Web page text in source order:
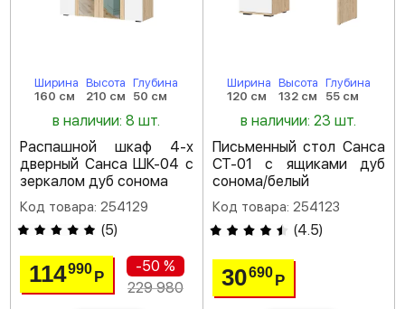
Ширина
160 см
Высота
210 см
Глубина
50 см
в наличии: 8 шт.
Распашной шкаф 4-х
дверный Санса ШК-04 с
зеркалом дуб сонома
Код товара: 254129
(5)
114990Р
-50 %
229 980
Ширина
120 см
Высота
132 см
Глубина
55 см
в наличии: 23 шт.
Письменный стол Санса
СТ-01 с ящиками дуб
сонома/белый
Код товара: 254123
(4.5)
30690 Р